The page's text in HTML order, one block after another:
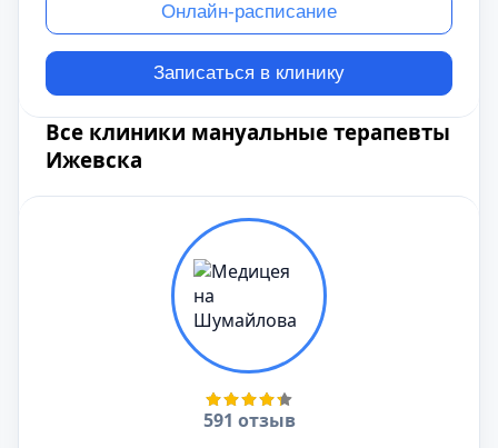
Онлайн-расписание
Записаться в клинику
Все клиники мануальные терапевты
Ижевска
591 отзыв